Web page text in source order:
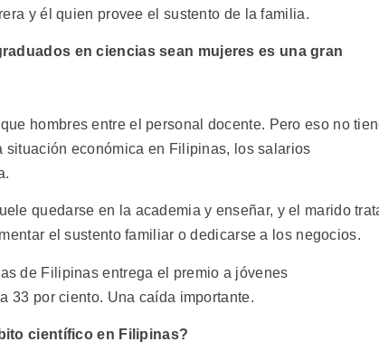
y él quien provee el sustento de la familia.
en ciencias sean mujeres es una gran
hombres entre el personal docente. Pero eso no
económica en Filipinas, los salarios
quedarse en la academia y enseñar, y el marido
el sustento familiar o dedicarse a los negocios.
de Filipinas entrega el premio a jóvenes
33 por ciento. Una caída importante.
científico en Filipinas?